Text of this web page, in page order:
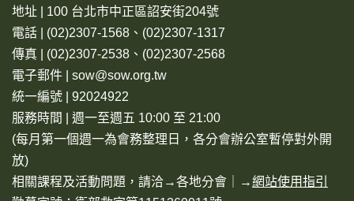
地址 | 100 台北市中正區詔安街204號
電話 | (02)2307-1568、(02)2307-1317
傳真 | (02)2307-2538、(02)2307-2568
電子郵件 | sow@sow.org.tw
統一編號 | 92024922
服務時間 | 週一至週五 10:00 至 21:00
(每月第一個週一為會務整理日，各分會辦公室暫停對外開
放)
相關課程及活動問題，請洽→各地分會 ｜→網站使用指引